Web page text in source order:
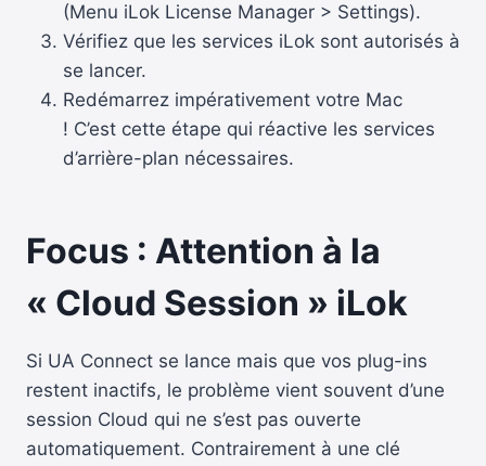
(Menu iLok License Manager > Settings).
Vérifiez que les services iLok sont autorisés à
se lancer.
Redémarrez impérativement votre Mac
! C’est cette étape qui réactive les services
d’arrière-plan nécessaires.
Focus : Attention à la
« Cloud Session » iLok
Si UA Connect se lance mais que vos plug-ins
restent inactifs, le problème vient souvent d’une
session Cloud qui ne s’est pas ouverte
automatiquement. Contrairement à une clé